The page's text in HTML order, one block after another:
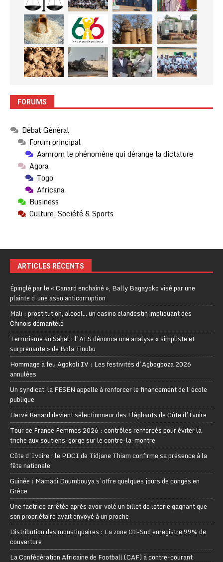
FORUMS
Débat Général
Forum principal
Aamrom le phénomène qui dérange la dictature
Agora
Togo
Africana
Business
Culture, Société & Sports
ARTICLES RÉCENTS
Épinglé par le « Canard enchaîné », Bally Bagayoko visé par une
plainte d’une asso anticorruption
Mali : prostitution, alcool… un casino clandestin impliquant des
Chinois démantelé
Terrorisme au Sahel : l’AES dénonce une analyse « simpliste et
surprenante » de Bola Tinubu
Hommage à feu Agokoli IV : Les festivités d’Agbogboza 2026
annulées
Un syndicat, la FESEN appelle à renforcer le financement de l’école
publique
Hervé Renard devient sélectionneur des Eléphants de Côte d’Ivoire
Tour de France Femmes 2026 : contrôles renforcés pour éviter la
triche aux soutiens-gorge sur le contre-la-montre
Côte d’Ivoire : le PDCI de Tidjane Thiam confirme sa présence à la
fête nationale
Guinée : Mamadi Doumbouya s’offre quelques jours de congés en
Grèce
Une factrice arrêtée après avoir volé un billet de loterie gagnant que
son propriétaire avait envoyé à un proche
Distribution des moustiquaires : La zone Oti-Sud enregistre 99% de
couverture
La Confédération Africaine de Football (CAF) à contre-courant